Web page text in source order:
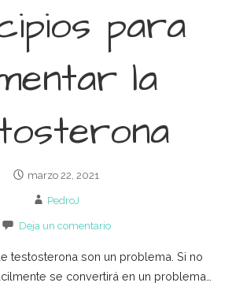
para
la
marzo 22, 2021
PedroJ
Deja un comentario
testosterona son un problema. Si no
se convertirá en un problema…